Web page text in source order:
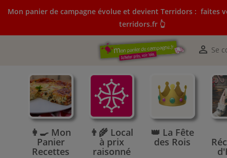
Mon panier de campagne évolue et devient Terridors : faites
terridors.fr 👆
 Se
Mon panier de campagne évolue et devient Terridors:
courses sur terridors.fr 👆
👩‍🍳 Mon
Panier
Recettes
👨‍🌾 Local
à prix
raisonné
👑 La Fête
des Rois